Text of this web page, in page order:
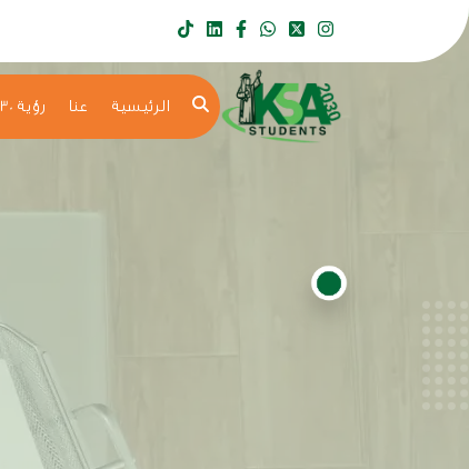
الرئيسية عنا رؤية 2030